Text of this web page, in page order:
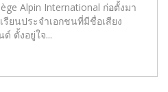
Alpin International ก่อตั้งมา
ยนประจำเอกชนที่มีชื่อเสียง
ตั้งอยู่ใจ...